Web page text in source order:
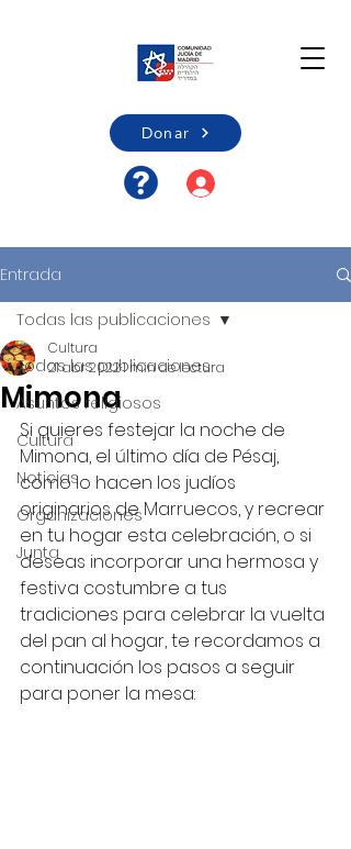
Donar
Entrada
Todas las publicaciones
Asuntos religiosos
Cultura
Noticias
Organizaciones
Junta
Todas las publicaciones
Mimona
Cultura
21 abr 20221 min de lectura
Si quieres festejar la noche de
Mimona, el último día de Pésaj,
como lo hacen los judíos
originarios de Marruecos, y recrear
en tu hogar esta celebración, o si
deseas incorporar una hermosa y
festiva costumbre a tus
tradiciones para celebrar la vuelta
del pan al hogar, te recordamos a
continuación los pasos a seguir
para poner la mesa: